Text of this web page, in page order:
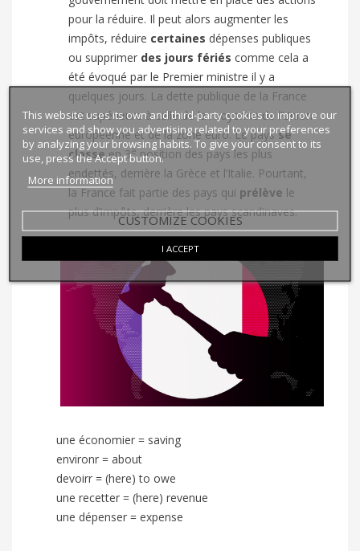
pour la réduire. Il peut alors augmenter les
impôts, réduire certaines dépenses publiques
ou supprimer des jours fériés comme cela a
été évoqué par le Premier ministre il y a
quelques jours. La dette publique de la France
est supérieure à celle de la moyenne de l’Union
européenne et de la zone euro. Le paysse
classeen 3eposition des pays les plus
endettés, derrière la Grèce et l’Italie. Pourtant,
la France fait partie des pays qui prélève le
plus d’impôts, derrière les pays scandinaves.
une économier = saving
environr = about
devoirr = (here) to owe
une recetter = (here) revenue
une dépenser = expense
This website uses its own and third-party cookies to improve our
services and show you advertising related to your preferences
by analyzing your browsing habits. To give your consent to its
use, press the Accept button.
More information
CUSTOMIZE COOKIES
I ACCEPT